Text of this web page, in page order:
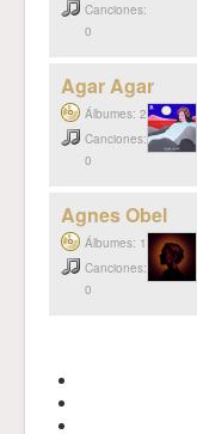
Canciones:
0
Agar Agar
Álbumes: 2
Canciones:
0
Agnes Obel
Álbumes: 1
Canciones:
0